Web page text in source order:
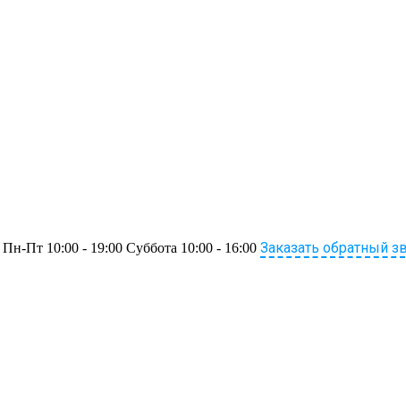
Пн-Пт 10:00 - 19:00 Суббота 10:00 - 16:00 Заказать обратный